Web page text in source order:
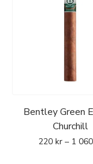
Bentley Green
Churchill
220 kr – 1 060